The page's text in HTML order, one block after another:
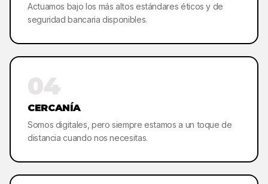
Actuamos bajo los más altos estándares éticos y de
seguridad bancaria disponibles.
04
CERCANÍA
Somos digitales, pero siempre estamos a un toque de
distancia cuando nos necesitas.